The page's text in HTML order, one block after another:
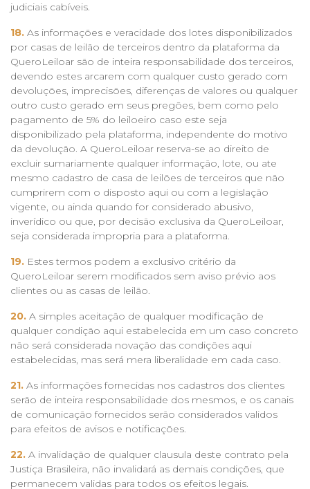
judiciais cabíveis.
18. As informações e veracidade dos lotes disponibilizados
por casas de leilão de terceiros dentro da plataforma da
QueroLeiloar são de inteira responsabilidade dos terceiros,
devendo estes arcarem com qualquer custo gerado com
devoluções, imprecisões, diferenças de valores ou qualquer
outro custo gerado em seus pregões, bem como pelo
pagamento de 5% do leiloeiro caso este seja
disponibilizado pela plataforma, independente do motivo
da devolução. A QueroLeiloar reserva-se ao direito de
excluir sumariamente qualquer informação, lote, ou ate
mesmo cadastro de casa de leilões de terceiros que não
cumprirem com o disposto aqui ou com a legislação
vigente, ou ainda quando for considerado abusivo,
inverídico ou que, por decisão exclusiva da QueroLeiloar,
seja considerada impropria para a plataforma.
19. Estes termos podem a exclusivo critério da
QueroLeiloar serem modificados sem aviso prévio aos
clientes ou as casas de leilão.
20. A simples aceitação de qualquer modificação de
qualquer condição aqui estabelecida em um caso concreto
não será considerada novação das condições aqui
estabelecidas, mas será mera liberalidade em cada caso.
21. As informações fornecidas nos cadastros dos clientes
serão de inteira responsabilidade dos mesmos, e os canais
de comunicação fornecidos serão considerados validos
para efeitos de avisos e notificações.
22. A invalidação de qualquer clausula deste contrato pela
Justiça Brasileira, não invalidará as demais condições, que
permanecem validas para todos os efeitos legais.